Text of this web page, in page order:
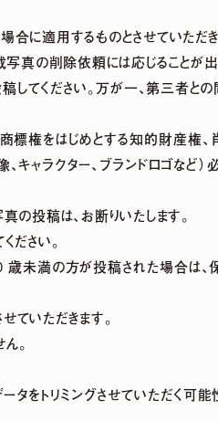
に適用するものとさせていただき
真の削除依頼には応じることが出
てください。万が一、第三者と
権をはじめとする知的財産権、
キャラクター、ブランドロゴなど
投稿は、お断りいたします。
ださい。
歳未満の方が投稿された場合は
ていただきます。
。
をトリミングさせていただく可能